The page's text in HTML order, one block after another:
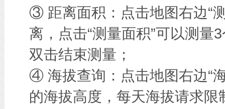
③ 距离面积：点击地图右边“
离，点击“测量面积”可以测量
双击结束测量；
④ 海拔查询：点击地图右边“
的海拔高度，每天海拔请求